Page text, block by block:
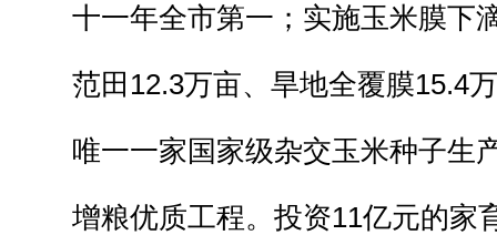
十一年全市第一；实施玉米膜下
范田12.3万亩、旱地全覆膜15.4
唯一一家国家级杂交玉米种子生
增粮优质工程。投资11亿元的家